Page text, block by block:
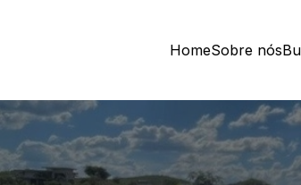
HomeSobre nós